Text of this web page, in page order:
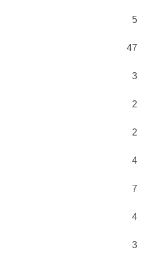
5
47
3
2
2
4
7
4
3